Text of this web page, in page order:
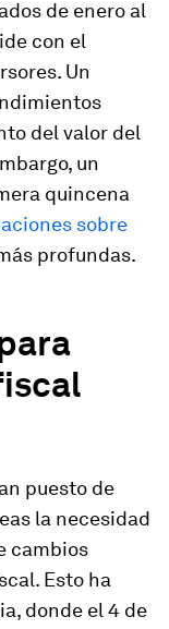
de enero al
con el
Un
del valor del
un
quincena
sobre
profundas.
puesto de
la necesidad
cambios
Esto ha
donde el 4 de